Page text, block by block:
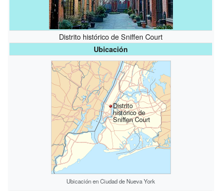
Distrito histórico de Sniffen Court
Ubicación
Distrito
histórico de
Sniffen Court
Ubicación en Ciudad de Nueva York